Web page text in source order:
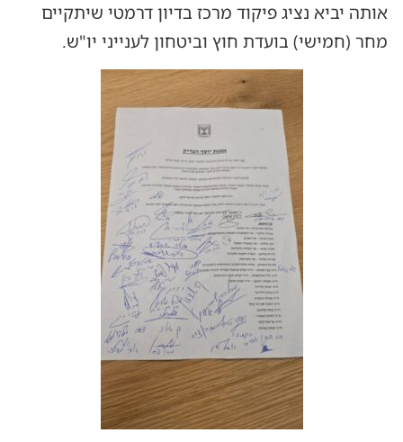
אותה יביא נציג פיקוד מרכז בדיון דרמטי שיתקיים
מחר (חמישי) בועדת חוץ וביטחון לענייני יו"ש.